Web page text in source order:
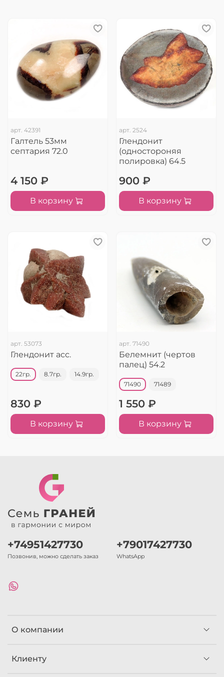
арт. 42391
Галтель 53мм
септария 72.0
4 150 ₽
В корзину
арт. 2524
Глендонит
(одностороняя
полировка) 64.5
900 ₽
В корзину
арт. 53073
Глендонит асс.
22гр. 8.7гр. 14.9гр.
830 ₽
В корзину
арт. 71490
Белемнит (чертов
палец) 54.2
71490 71489
1 550 ₽
В корзину
О компании
Клиенту
+74951427730
Позвонив, можно сделать заказ
+79017427730
WhatsApp